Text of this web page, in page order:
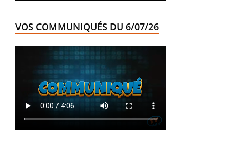
VOS COMMUNIQUÉS DU 6/07/26